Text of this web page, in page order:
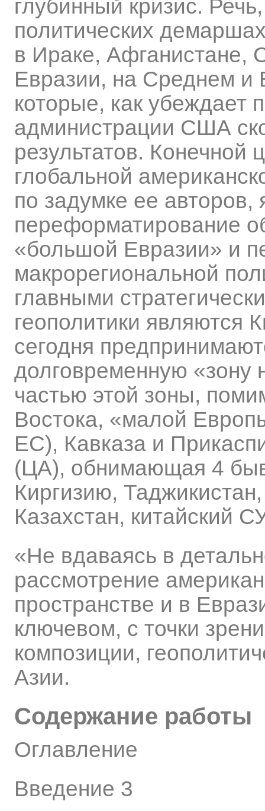
глубинный кризис.
политических
в Ираке, Афганистане,
Евразии, на Среднем и
которые, как убеждает
администрации США
результатов. Конечной
глобальной
по задумке ее авторов,
переформатирование
«большой Евразии» и
макрорегиональной
главными
геополитики являются
сегодня
долговременную «зону
частью этой зоны,
Востока, «малой
ЕС), Кавказа и
(ЦА), обнимающая 4
Киргизию,
Казахстан, китайский
«Не вдаваясь в
рассмотрение
пространстве и в
ключевом, с точки
композиции,
Азии.
Содержание работы
Оглавление
Введение 3